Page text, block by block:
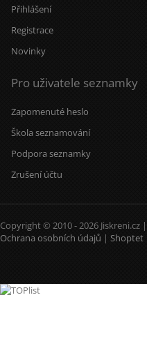
Přihlášení
Registrace
Novinky
Pro uživatele seznamky
Zapomenuté heslo
Škola seznamování
Podpora seznamky
Zrušení účtu
Copyright © 2010 - 2026 Jiskreni.cz |
Ochrana osobních údajů | Shoptet